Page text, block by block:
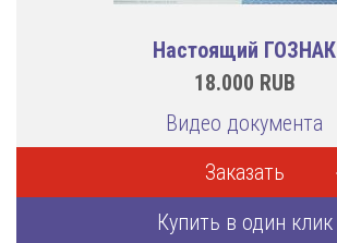
Настоящий ГОЗНАК
18.000 RUB
Видео документа
Заказать
Купить в один клик